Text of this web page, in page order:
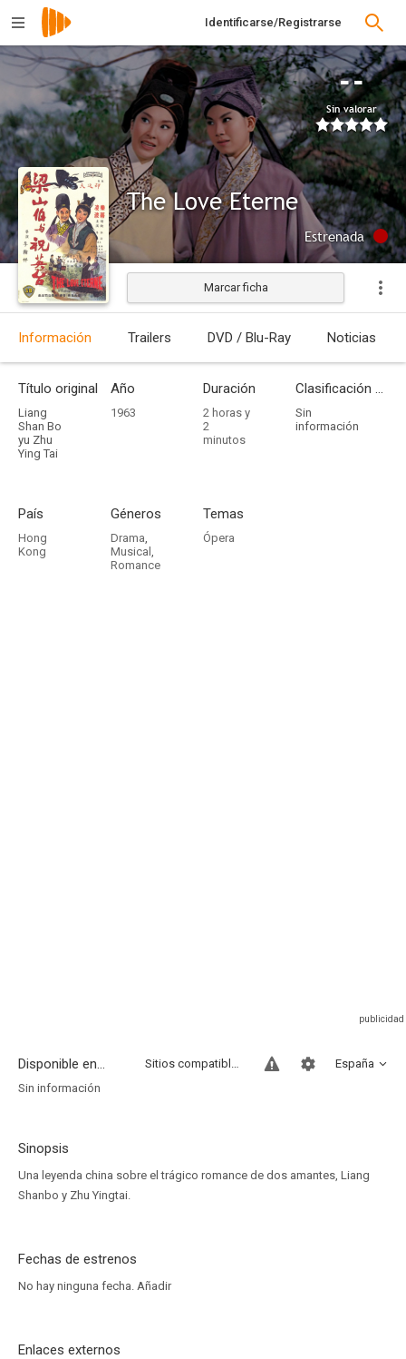
Identificarse/Registrarse
--
Sin valorar
The Love Eterne
Estrenada
Marcar ficha
Información Trailers DVD / Blu-Ray Noticias
Título original
Liang
Shan Bo
yu Zhu
Ying Tai
Año
1963
Duración
2 horas y
2
minutos
Clasificación por edades
Sin
información
País
Hong
Kong
Géneros
Drama,
Musical ,
Romance
Temas
Ópera
Disponible en... España
Sitios compatibles
Sin información
Sinopsis
Una leyenda china sobre el trágico romance de dos amantes, Liang
Shanbo y Zhu Yingtai.
Fechas de estrenos
No hay ninguna fecha. Añadir
Enlaces externos